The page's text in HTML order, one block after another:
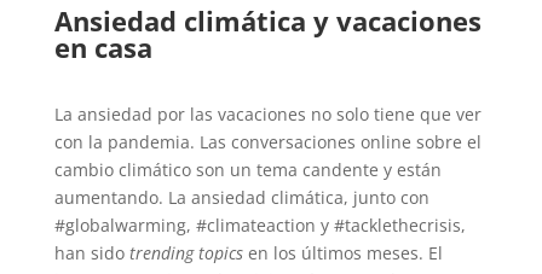
Ansiedad climática y vacaciones
en casa
La ansiedad por las vacaciones no solo tiene que ver
con la pandemia. Las conversaciones online sobre el
cambio climático son un tema candente y están
aumentando. La ansiedad climática, junto con
#globalwarming, #climateaction y #tacklethecrisis,
han sidotrending topicsen los últimos meses. El